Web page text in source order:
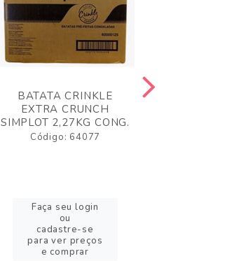
BATATA CRINKLE
EXTRA CRUNCH
SIMPLOT 2,27KG CONG.
Código: 64077
Faça seu login
ou
cadastre-se
para ver preços
e comprar